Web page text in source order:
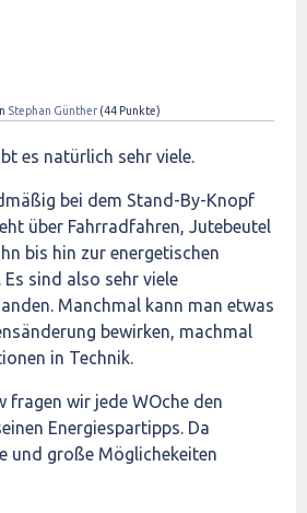
Stephan Günther (44 Punkte)
es natürlich sehr viele.
bei dem Stand-By-Knopf
über Fahrradfahren, Jutebeutel
bis hin zur energetischen
Es sind also sehr viele
Manchmal kann man etwas
bewirken, machmal
in Technik.
fragen wir jede WOche den
Energiespartipps. Da
und große Möglichekeiten